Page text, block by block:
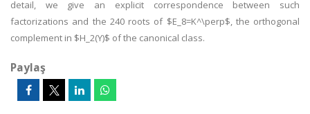
detail, we give an explicit correspondence between such
factorizations and the 240 roots of $E_8=K^\perp$, the orthogonal
complement in $H_2(Y)$ of the canonical class.
Paylaş